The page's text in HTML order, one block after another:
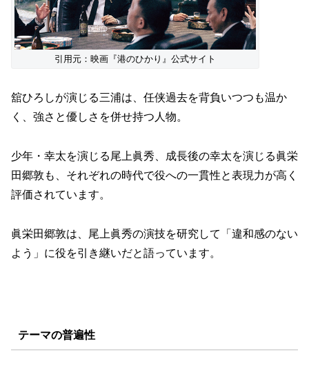
引用元：映画『港のひかり』公式サイト
舘ひろしが演じる三浦は、任侠過去を背負いつつも温か
く、強さと優しさを併せ持つ人物。
少年・幸太を演じる尾上眞秀、成長後の幸太を演じる眞栄
田郷敦も、それぞれの時代で役への一貫性と表現力が高く
評価されています。
眞栄田郷敦は、尾上眞秀の演技を研究して「違和感のない
よう」に役を引き継いだと語っています。
テーマの普遍性